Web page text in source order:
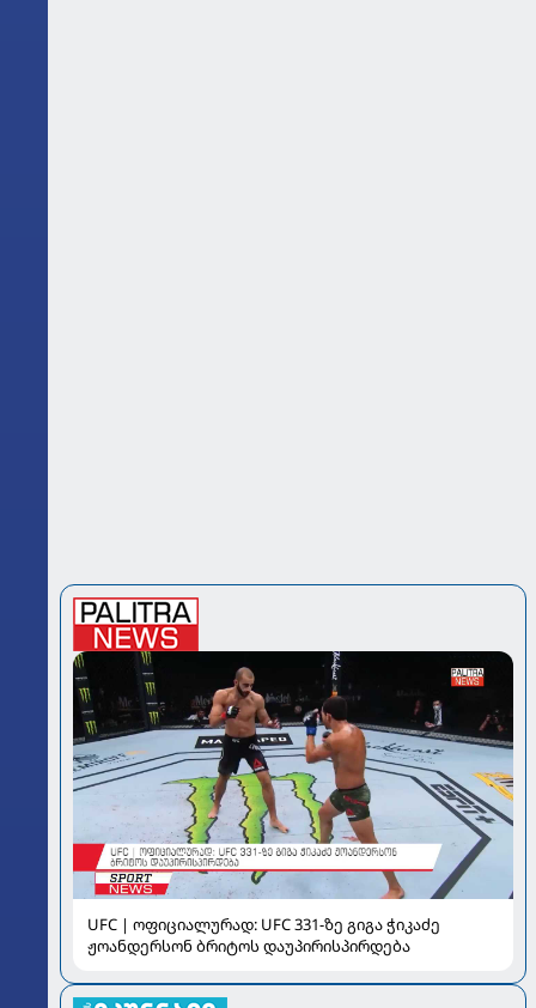
UFC | ოფიციალურად: UFC 331-ზე გიგა ჭიკაძე
ჟოანდერსონ ბრიტოს დაუპირისპირდება